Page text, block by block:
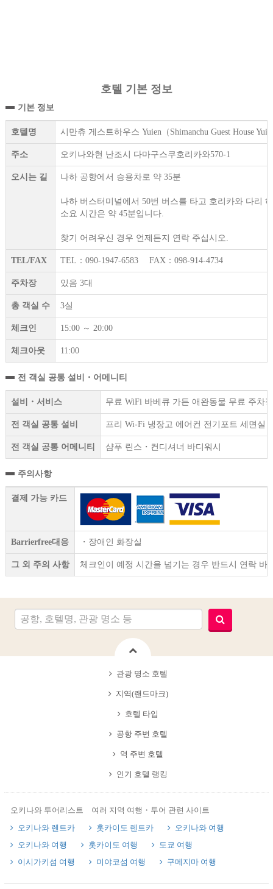
호텔 기본 정보
기본 정보
호텔명 시만츄 게스트하우스 Yuien（Shimanchu Guest House
주소 오키나와현 난조시 다마구스쿠호리카와570-1
오시는 길 나하 공항에서 승용차로 약 35분
나하 버스터미널에서 50번 버스를 타고 호리카와 다리
소요 시간은 약 45분입니다.
찾기 어려우신 경우 언제든지 연락 주십시오.
TEL/FAX TEL：090-1947-6583 FAX：098-914-4734
주차장 있음 3대
총 객실 수 3실
체크인 15:00 ～ 20:00
체크아웃 11:00
전 객실 공통 설비・어메니티
설비・서비스 무료 WiFi 바베큐 가든 애완동물 무료 주차
전 객실 공통 설비 프리 Wi-Fi 냉장고 에어컨 전기포트 세면실
전 객실 공통 어메니티 샴푸 린스・컨디셔너 바디워시
주의사항
결제 가능 카드
Barrierfree대응 ・장애인 화장실
그 외 주의 사항 체크인이 예정 시간을 넘기는 경우 반드시 연락 바
관광 명소 호텔
지역(랜드마크)
호텔 타입
공항 주변 호텔
역 주변 호텔
인기 호텔 랭킹
오키나와 투어리스트 여러 지역 여행・투어 관련 사이트
오키나와 렌트카
홋카이도 렌트카
오키나와 여행
오키나와 여행
홋카이도 여행
도쿄 여행
이시가키섬 여행
미야코섬 여행 구메지마 여행